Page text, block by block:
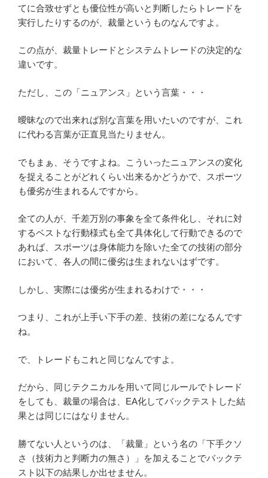
てに合致せずとも優位性が高いと判断したらトレードを
実行したりするのが、裁量というものなんですよ。
この点が、裁量トレードとシステムトレードの決定的な
違いです。
ただし、この「ニュアンス」という言葉・・・
曖昧なので出来れば別な言葉を用いたいのですが、これ
に代わる言葉が正直見当たりません。
でもまぁ、そうですよね。こういったニュアンスの変化
を捉えることがどれくらい出来るかどうかで、スポーツ
も優劣が生まれるんですから。
全ての人が、千差万別の事象を全て条件化し、それに対
するベストな行動様式も全て具体化して行動できるので
あれば、スポーツは身体能力を除いた全ての技術の部分
において、各人の間に優劣は生まれないはずです。
しかし、実際には優劣が生まれるわけで・・・
つまり、これが上手い下手の差、技術の差になるんです
ね。
で、トレードもこれと同じなんですよ。
だから、同じテクニカルを用いて同じルールでトレード
をしても、裁量の場合は、EA化してバックテストした結
果とは同じにはなりません。
勝てない人というのは、「裁量」という名の「下手クソ
さ（技術力と判断力の無さ）」を加えることでバックテ
スト以下の結果しか出せません。